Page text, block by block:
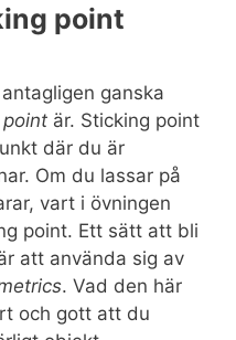
point
ganska
är. Sticking point
där du är
Om du lassar på
vart i övningen
point. Ett sätt att bli
att använda sig av
. Vad den här
och gott att du